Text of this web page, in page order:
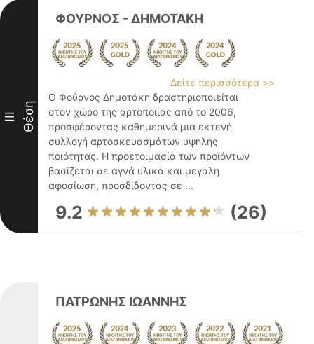
III Θέση
ΦΟΥΡΝΟΣ - ΔΗΜΟΤΑΚΗ
Δείτε περισσότερα >>
Ο Φούρνος Δημοτάκη δραστηριοποιείται
στον χώρο της αρτοποιίας από το 2006,
προσφέροντας καθημερινά μια εκτενή
συλλογή αρτοσκευασμάτων υψηλής
ποιότητας. Η προετοιμασία των προϊόντων
βασίζεται σε αγνά υλικά και μεγάλη
αφοσίωση, προσδίδοντας σε ...
9.2 (26)
ΠΑΤΡΩΝΗΣ ΙΩΑΝΝΗΣ